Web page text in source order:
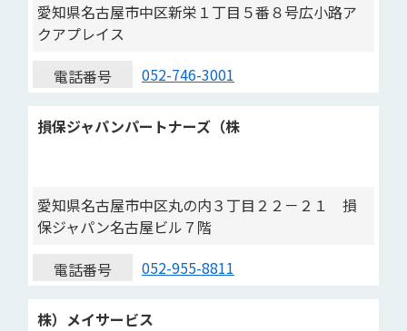
愛知県名古屋市中区新栄１丁目５番８号広小路ア
クアプレイス
電話番号
052-746-3001
損保ジャパンパートナーズ（株
愛知県名古屋市中区丸の内３丁目２２－２１ 損
保ジャパン名古屋ビル７階
電話番号
052-955-8811
株）メイサービス